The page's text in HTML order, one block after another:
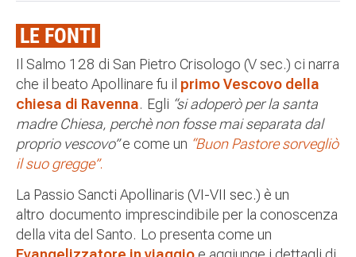
LE FONTI
Il Salmo 128 di San Pietro Crisologo (V sec.) ci narra
che il beato Apollinare fu il primo Vescovo della
chiesa di Ravenna. Egli “si adoperò per la santa
madre Chiesa, perchè non fosse mai separata dal
proprio vescovo”e come un “Buon Pastore sorvegliò
il suo gregge”.
La Passio Sancti Apollinaris (VI-VII sec.) è un
altro documento imprescindibile per la conoscenza
della vita del Santo. Lo presenta come un